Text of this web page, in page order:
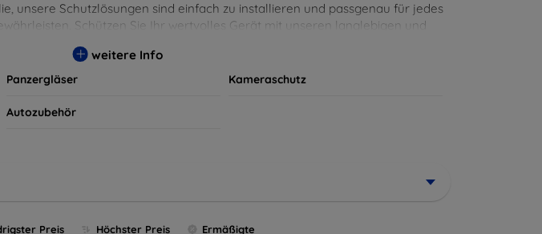
unsere Schutzlösungen sind einfach zu installieren und passgenau für jedes
Schützen Sie Ihr wertvolles Gerät mit unseren langlebigen und
weitere Info
Panzergläser Kameraschutz
Autozubehör
Preis Höchster Preis Ermäßigte